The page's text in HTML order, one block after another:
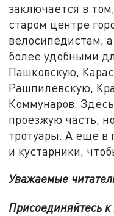
заключается в
старом центре
велосипедистам,
более удобными
Пашковскую,
Рашпилевскую,
Коммунаров.
проезжую часть,
тротуары. А еще в
и кустарники,
Уважаемые
Присоединяйтесь